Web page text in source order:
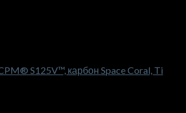
S125V™, карбон Space Coral, Ti